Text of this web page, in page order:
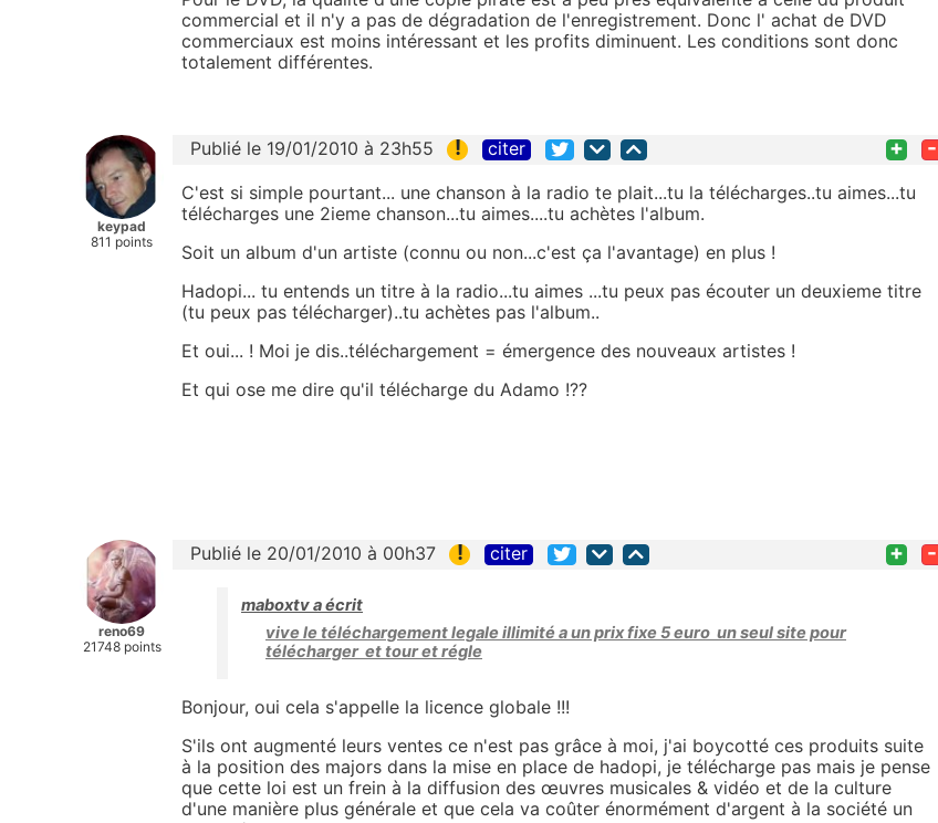
commercial et il n'y a pas de dégradation de l'enregistrement. Donc l' achat de DVD
commerciaux est moins intéressant et les profits diminuent. Les conditions sont donc
totalement différentes.
keypad
811 points
Publié le 19/01/2010 à 23h55 ! citer + -
C'est si simple pourtant... une chanson à la radio te plait...tu la télécharges..tu aimes...tu
télécharges une 2ieme chanson...tu aimes....tu achètes l'album.
Soit un album d'un artiste (connu ou non...c'est ça l'avantage) en plus !
Hadopi... tu entends un titre à la radio...tu aimes ...tu peux pas écouter un deuxieme titre
(tu peux pas télécharger)..tu achètes pas l'album..
Et oui... ! Moi je dis..téléchargement = émergence des nouveaux artistes !
Et qui ose me dire qu'il télécharge du Adamo !??
reno69
21748 points
Publié le 20/01/2010 à 00h37 ! citer + -
maboxtv a écrit
vive le téléchargement legale illimité a un prix fixe 5 euro un seul site pour
télécharger et tour et régle
Bonjour, oui cela s'appelle la licence globale !!!
S'ils ont augmenté leurs ventes ce n'est pas grâce à moi, j'ai boycotté ces produits suite
à la position des majors dans la mise en place de hadopi, je télécharge pas mais je pense
que cette loi est un frein à la diffusion des œuvres musicales & vidéo et de la culture
d'une manière plus générale et que cela va coûter énormément d'argent à la société un